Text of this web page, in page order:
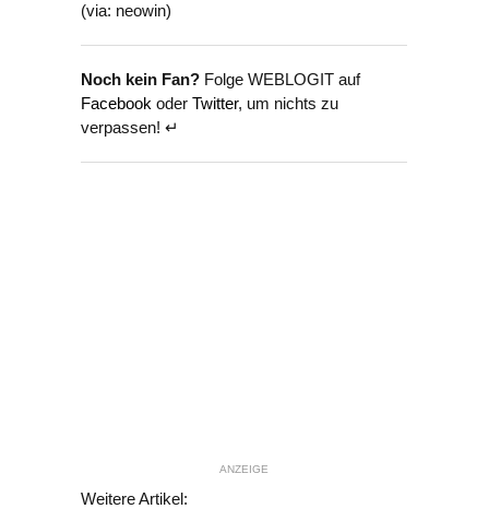
(via: neowin)
Noch kein Fan? Folge WEBLOGIT auf
Facebook oder Twitter, um nichts zu
verpassen! ↵
ANZEIGE
Weitere Artikel: